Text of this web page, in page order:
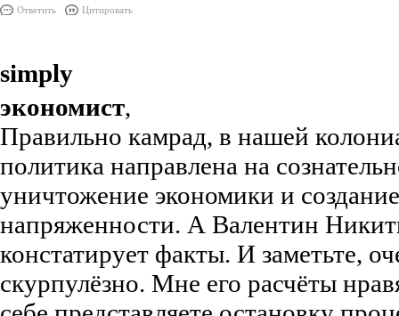
Ответить Цитировать
simply
экономист,
Правильно камрад, в нашей
политика направлена на
уничтожение экономики и
напряженности. А Валентин
констатирует факты. И заметьте,
скурпулёзно. Мне его расчёты